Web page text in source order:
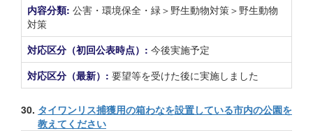
内容分類: 公害・環境保全・緑＞野生動物対策＞野生動物
対策
対応区分（初回公表時点）: 今後実施予定
対応区分（最新）: 要望等を受けた後に実施しました
30. タイワンリス捕獲用の箱わなを設置している市内の公園を
教えてください